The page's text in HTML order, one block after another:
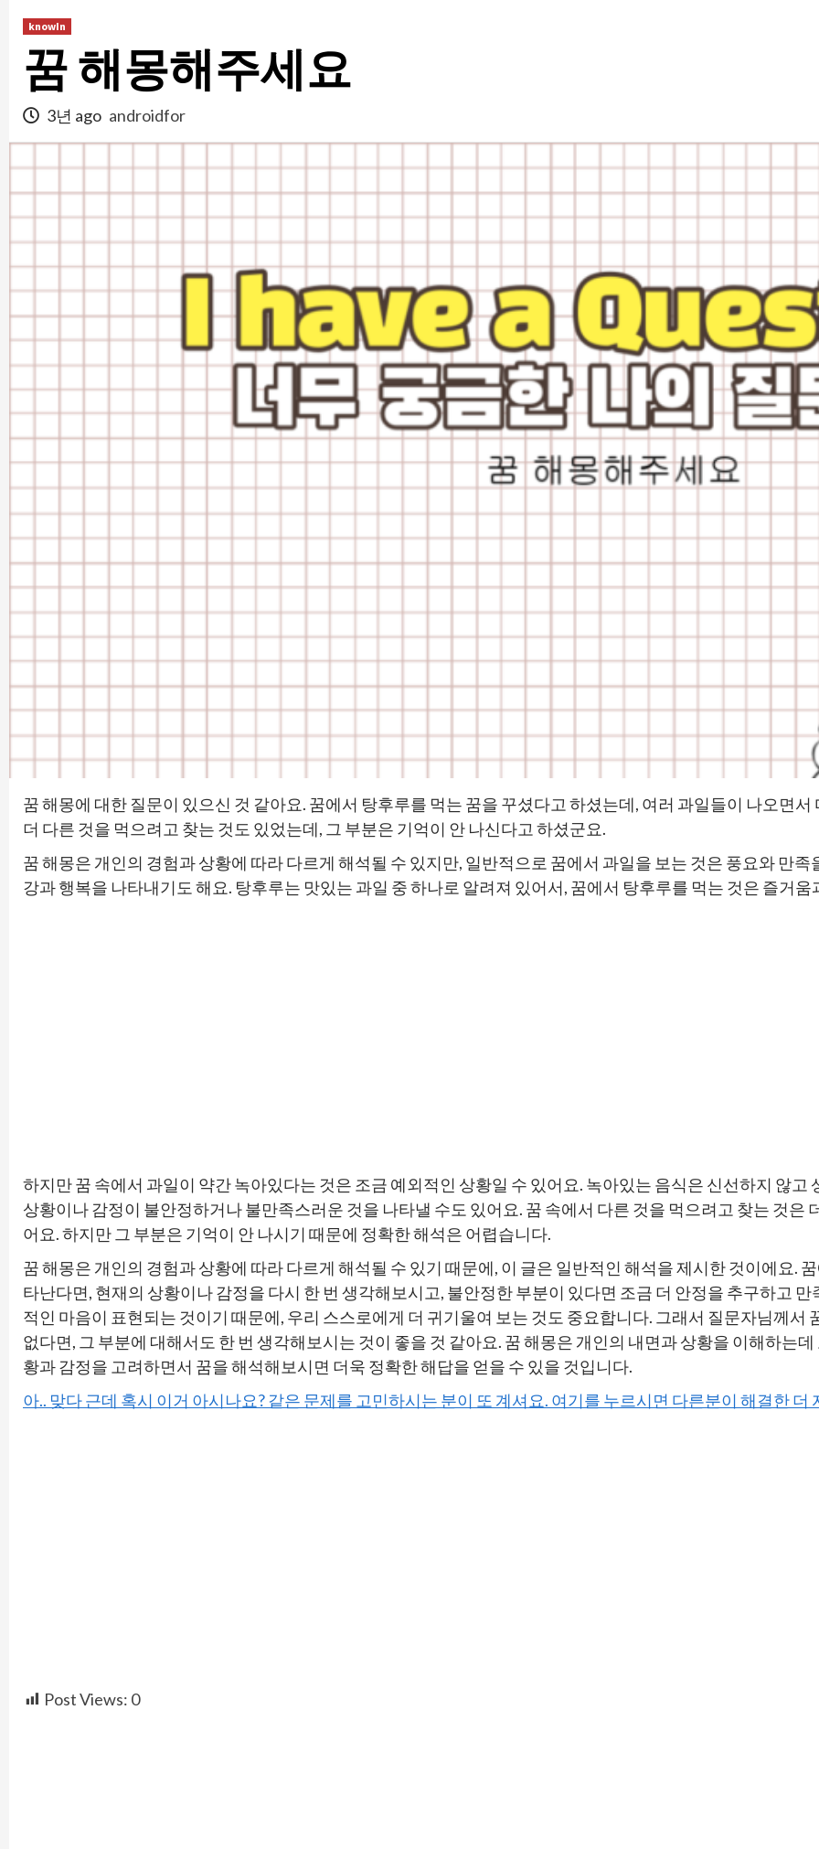
knowIn
꿈 해몽해주세요
3년 ago androidfor
꿈 해몽에 대한 질문이 있으신 것 같아요. 꿈에서 탕후루를 먹는 꿈을 꾸셨다고 하셨는데, 여러 과일들이 나오면
더 다른 것을 먹으려고 찾는 것도 있었는데, 그 부분은 기억이 안 나신다고 하셨군요.
꿈 해몽은 개인의 경험과 상황에 따라 다르게 해석될 수 있지만, 일반적으로 꿈에서 과일을 보는 것은 풍요와 만
강과 행복을 나타내기도 해요. 탕후루는 맛있는 과일 중 하나로 알려져 있어서, 꿈에서 탕후루를 먹는 것은 즐거
하지만 꿈 속에서 과일이 약간 녹아있다는 것은 조금 예외적인 상황일 수 있어요. 녹아있는 음식은 신선하지 않고
상황이나 감정이 불안정하거나 불만족스러운 것을 나타낼 수도 있어요. 꿈 속에서 다른 것을 먹으려고 찾는 것은
어요. 하지만 그 부분은 기억이 안 나시기 때문에 정확한 해석은 어렵습니다.
꿈 해몽은 개인의 경험과 상황에 따라 다르게 해석될 수 있기 때문에, 이 글은 일반적인 해석을 제시한 것이에요.
타난다면, 현재의 상황이나 감정을 다시 한 번 생각해보시고, 불안정한 부분이 있다면 조금 더 안정을 추구하고
적인 마음이 표현되는 것이기 때문에, 우리 스스로에게 더 귀기울여 보는 것도 중요합니다. 그래서 질문자님께서
없다면, 그 부분에 대해서도 한 번 생각해보시는 것이 좋을 것 같아요. 꿈 해몽은 개인의 내면과 상황을 이해하는
황과 감정을 고려하면서 꿈을 해석해보시면 더욱 정확한 해답을 얻을 수 있을 것입니다.
아.. 맞다 근데 혹시 이거 아시나요? 같은 문제를 고민하시는 분이 또 계셔요. 여기를 누르시면 다른분이 해결한 더
Post Views: 0